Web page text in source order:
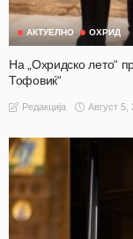
АКТУЕЛНО ОХРИД
На „Охридско лето“
Тофовиќ“
Редакција Август 5,